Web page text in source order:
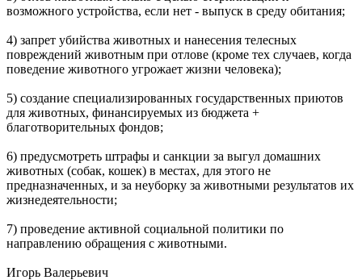
возможного устройства, если нет - выпуск в среду обитания;
4) запрет убийства животных и нанесения телесных
повреждений животным при отлове (кроме тех случаев, когда
поведение животного угрожает жизни человека);
5) создание специализированных государственных приютов
для животных, финансируемых из бюджета +
благотворительных фондов;
6) предусмотреть штрафы и санкции за выгул домашних
животных (собак, кошек) в местах, для этого не
предназначенных, и за неуборку за животными результатов их
жизнедеятельности;
7) проведение активной социальной политики по
направлению обращения с животными.
Игорь Валерьевич